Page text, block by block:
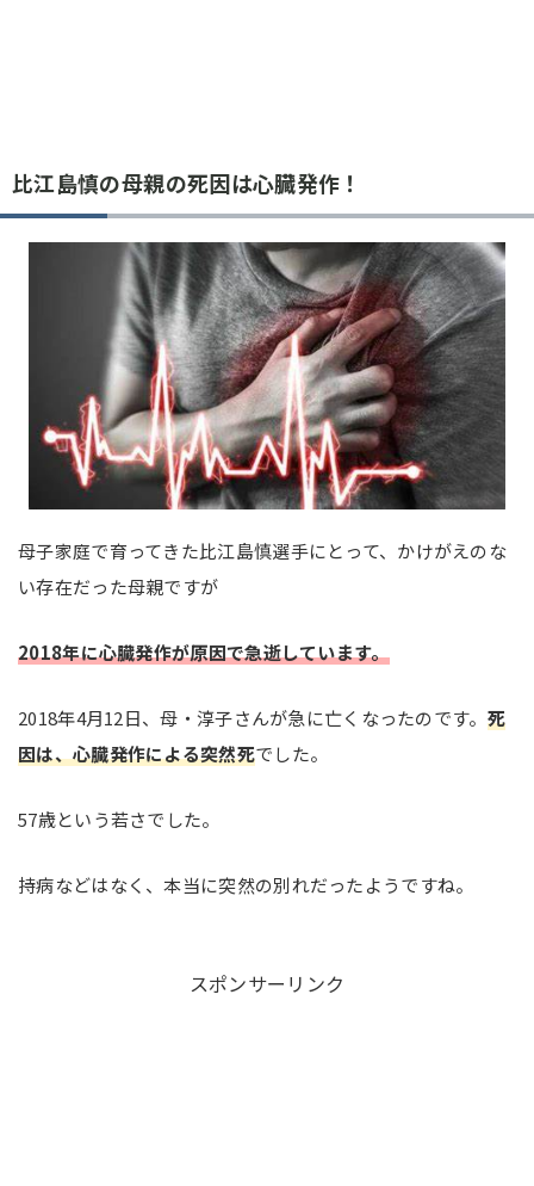
比江島慎の母親の死因は心臓発作！
母子家庭で育ってきた比江島慎選手にとって、かけがえのな
い存在だった母親ですが
2018年に心臓発作が原因で急逝しています。
2018年4月12日、母・淳子さんが急に亡くなったのです。 死
因は、心臓発作による突然死でした。
57歳という若さでした。
持病などはなく、本当に突然の別れだったようですね。
スポンサーリンク